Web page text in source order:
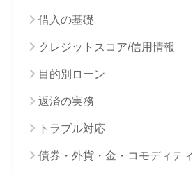
借入の基礎
クレジットスコア/信用情報
目的別ローン
返済の実務
トラブル対応
債券・外貨・金・コモディティ